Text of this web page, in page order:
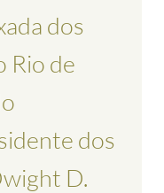
dos
Rio de
dos
D.